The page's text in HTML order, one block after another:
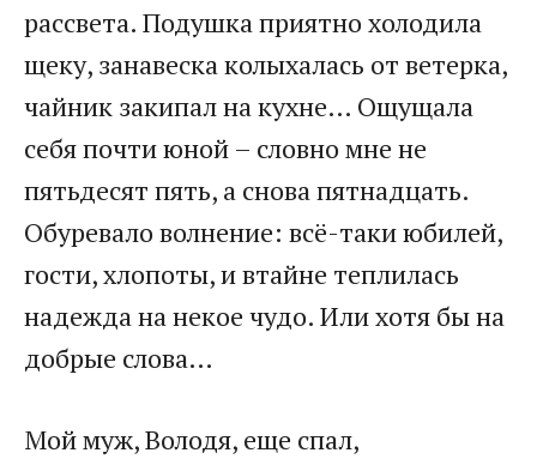
рассвета. Подушка приятно холодила
щеку, занавеска колыхалась от ветерка,
чайник закипал на кухне… Ощущала
себя почти юной – словно мне не
пятьдесят пять, а снова пятнадцать.
Обуревало волнение: всё-таки юбилей,
гости, хлопоты, и втайне теплилась
надежда на некое чудо. Или хотя бы на
добрые слова…
Мой муж, Володя, еще спал,